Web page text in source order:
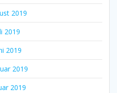
2019
2019
2019
2019
2019